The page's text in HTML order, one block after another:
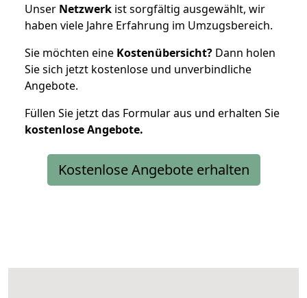
Unser Netzwerk ist sorgfältig ausgewählt, wir
haben viele Jahre Erfahrung im Umzugsbereich.
Sie möchten eine Kostenübersicht? Dann holen
Sie sich jetzt kostenlose und unverbindliche
Angebote.
Füllen Sie jetzt das Formular aus und erhalten Sie
kostenloseAngebote.
Kostenlose Angebote erhalten